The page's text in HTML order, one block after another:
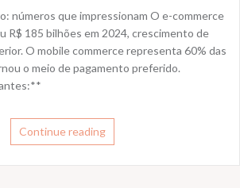
números que impressionam O e-commerce
R$ 185 bilhões em 2024, crescimento de
O mobile commerce representa 60% das
o meio de pagamento preferido.
Continue reading